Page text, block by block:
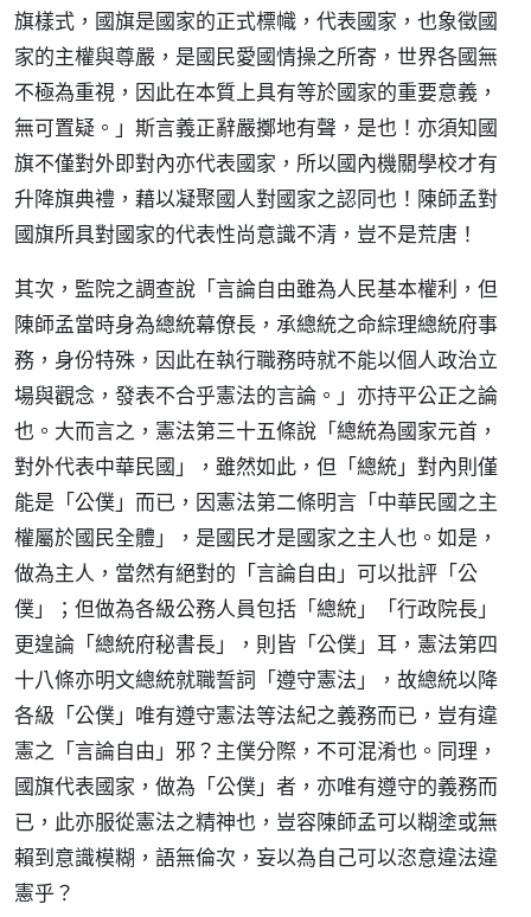
旗樣式，國旗是國家的正式標幟，代表國家，也象徵國
家的主權與尊嚴，是國民愛國情操之所寄，世界各國無
不極為重視，因此在本質上具有等於國家的重要意義，
無可置疑。」斯言義正辭嚴擲地有聲，是也！亦須知國
旗不僅對外即對內亦代表國家，所以國內機關學校才有
升降旗典禮，藉以凝聚國人對國家之認同也！陳師孟對
國旗所具對國家的代表性尚意識不清，豈不是荒唐！
其次，監院之調查說「言論自由雖為人民基本權利，但
陳師孟當時身為總統幕僚長，承總統之命綜理總統府事
務，身份特殊，因此在執行職務時就不能以個人政治立
場與觀念，發表不合乎憲法的言論。」亦持平公正之論
也。大而言之，憲法第三十五條說「總統為國家元首，
對外代表中華民國」，雖然如此，但「總統」對內則僅
能是「公僕」而已，因憲法第二條明言「中華民國之主
權屬於國民全體」，是國民才是國家之主人也。如是，
做為主人，當然有絕對的「言論自由」可以批評「公
僕」；但做為各級公務人員包括「總統」「行政院長」
更遑論「總統府秘書長」，則皆「公僕」耳，憲法第四
十八條亦明文總統就職誓詞「遵守憲法」，故總統以降
各級「公僕」唯有遵守憲法等法紀之義務而已，豈有違
憲之「言論自由」邪？主僕分際，不可混淆也。同理，
國旗代表國家，做為「公僕」者，亦唯有遵守的義務而
已，此亦服從憲法之精神也，豈容陳師孟可以糊塗或無
賴到意識模糊，語無倫次，妄以為自己可以恣意違法違
憲乎？